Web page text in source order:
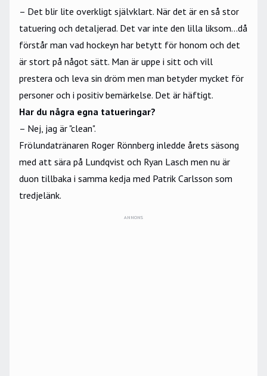
– Det blir lite overkligt självklart. När det är en så stor
tatuering och detaljerad. Det var inte den lilla liksom...då
förstår man vad hockeyn har betytt för honom och det
är stort på något sätt. Man är uppe i sitt och vill
prestera och leva sin dröm men man betyder mycket för
personer och i positiv bemärkelse. Det är häftigt.
Har du några egna tatueringar?
– Nej, jag är "clean".
Frölundatränaren Roger Rönnberg inledde årets säsong
med att sära på Lundqvist och Ryan Lasch men nu är
duon tillbaka i samma kedja med Patrik Carlsson som
tredjelänk.
ANNONS